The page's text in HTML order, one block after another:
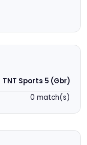
TNT Sports 5 (Gbr)
0 match(s)